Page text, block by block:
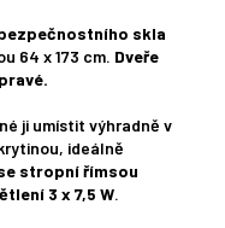
skla
64 x 173 cm. Dveře
ji umístit výhradně v
ideálně
stropní římsou
3 x 7,5 W.